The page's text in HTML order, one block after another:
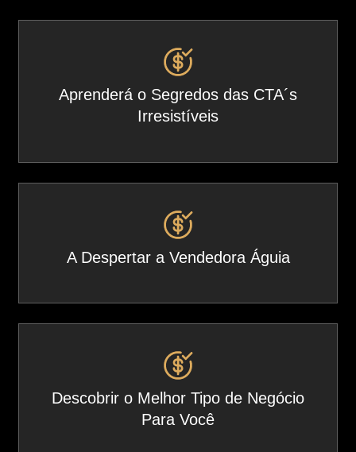
Aprenderá o Segredos das CTA´s
Irresistíveis
A Despertar a Vendedora Águia
Descobrir o Melhor Tipo de Negócio
Para Você